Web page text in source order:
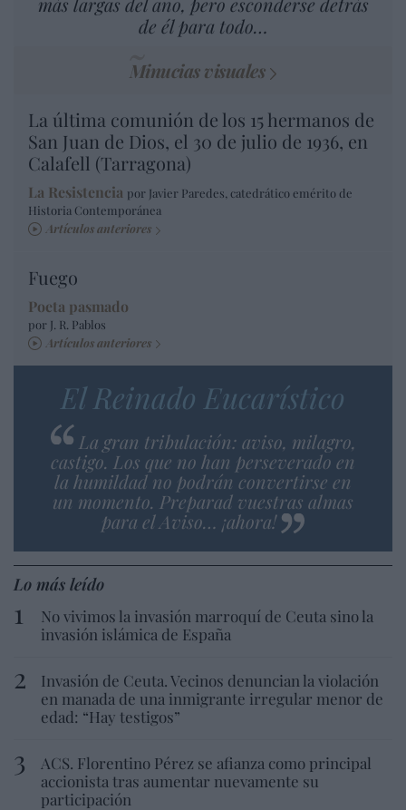
de él para todo…
Minucias visuales
La última comunión de los 15 hermanos de
San Juan de Dios, el 30 de julio de 1936, en
Calafell (Tarragona)
La Resistencia por Javier Paredes, catedrático emérito de
Historia Contemporánea
Artículos anteriores
Fuego
Poeta pasmado
por J. R. Pablos
Artículos anteriores
El Reinado Eucarístico
La gran tribulación: aviso, milagro,
castigo. Los que no han perseverado en
la humildad no podrán convertirse en
un momento. Preparad vuestras almas
para el Aviso… ¡ahora!
Lo más leído
No vivimos la invasión marroquí de Ceuta sino la
invasión islámica de España
Invasión de Ceuta. Vecinos denuncian la violación
en manada de una inmigrante irregular menor de
edad: “Hay testigos”
ACS. Florentino Pérez se afianza como principal
accionista tras aumentar nuevamente su
participación